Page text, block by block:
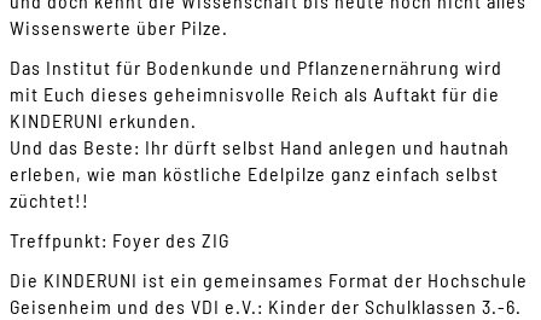
Wissenswerte über Pilze.
Das Institut für Bodenkunde und Pflanzenernährung wird
mit Euch dieses geheimnisvolle Reich als Auftakt für die
KINDERUNI erkunden.
Und das Beste: Ihr dürft selbst Hand anlegen und hautnah
erleben, wie man köstliche Edelpilze ganz einfach selbst
züchtet!!
Treffpunkt: Foyer des ZIG
Die KINDERUNI ist ein gemeinsames Format der Hochschule
Geisenheim und des VDI e.V.: Kinder der Schulklassen 3.-6.